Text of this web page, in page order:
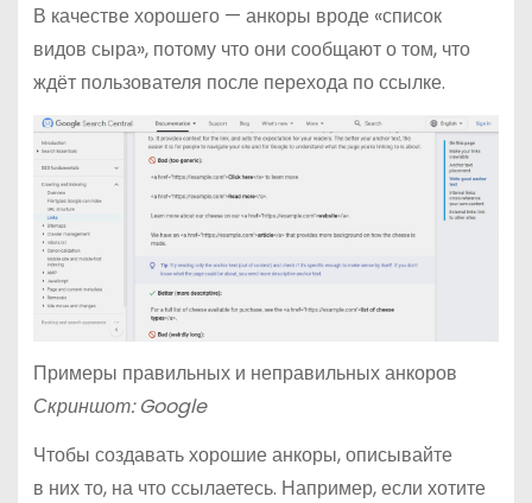
В качестве хорошего — анкоры вроде «список
видов сыра», потому что они сообщают о том, что
ждёт пользователя после перехода по ссылке.
Примеры правильных и неправильных анкоров
Скриншот: Google
Чтобы создавать хорошие анкоры, описывайте
в них то, на что ссылаетесь. Например, если хотите